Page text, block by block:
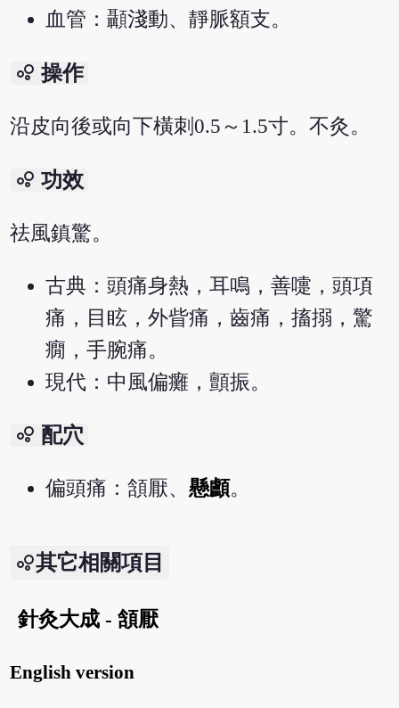
血管：顳淺動、靜脈額支。
bubble_chart 操作
沿皮向後或向下橫刺0.5～1.5寸。不灸。
bubble_chart 功效
祛風鎮驚。
古典：頭痛身熱，耳鳴，善嚏，頭項
痛，目眩，外眥痛，齒痛，搐搦，驚
癇，手腕痛。
現代：中風偏癱，顫振。
bubble_chart 配穴
偏頭痛：頷厭、懸顱。
其它相關項目
針灸大成 - 頷厭
English version